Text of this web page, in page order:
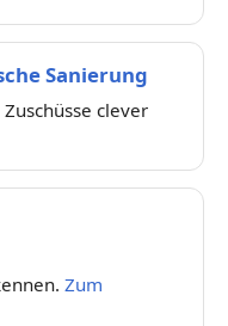
Sanierung
clever
Zum